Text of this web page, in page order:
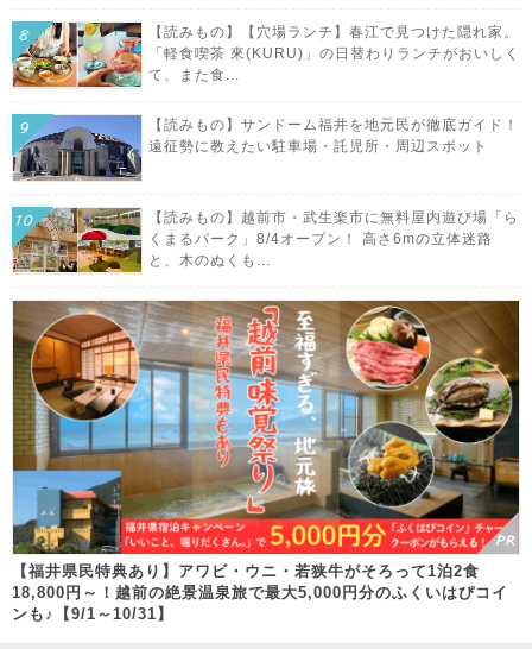
【読みもの】【穴場ランチ】春江で見つけた隠れ家。
「軽食喫茶 來(KURU)」の日替わりランチがおいしく
て、また食...
【読みもの】サンドーム福井を地元民が徹底ガイド！
遠征勢に教えたい駐車場・託児所・周辺スポット
【読みもの】越前市・武生楽市に無料屋内遊び場「ら
くまるパーク」8/4オープン！ 高さ6mの立体迷路
と、木のぬくも...
【福井県民特典あり】アワビ・ウニ・若狭牛がそろって1泊2食
18,800円～！越前の絶景温泉旅で最大5,000円分のふくいはぴコイ
ンも♪【9/1～10/31】